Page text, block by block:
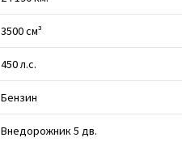
3500 см³
450 л.с.
Бензин
Внедорожник 5 дв.